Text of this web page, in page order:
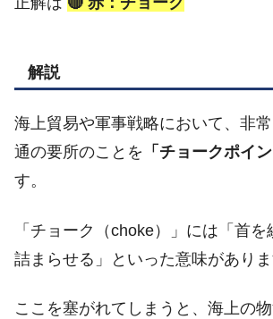
解説
海上貿易や軍事戦略において、非
通の要所のことを 「チョークポイン
す。
「チョーク（choke）」には「首
詰まらせる」といった意味がありま
ここを塞がれてしまうと、海上の